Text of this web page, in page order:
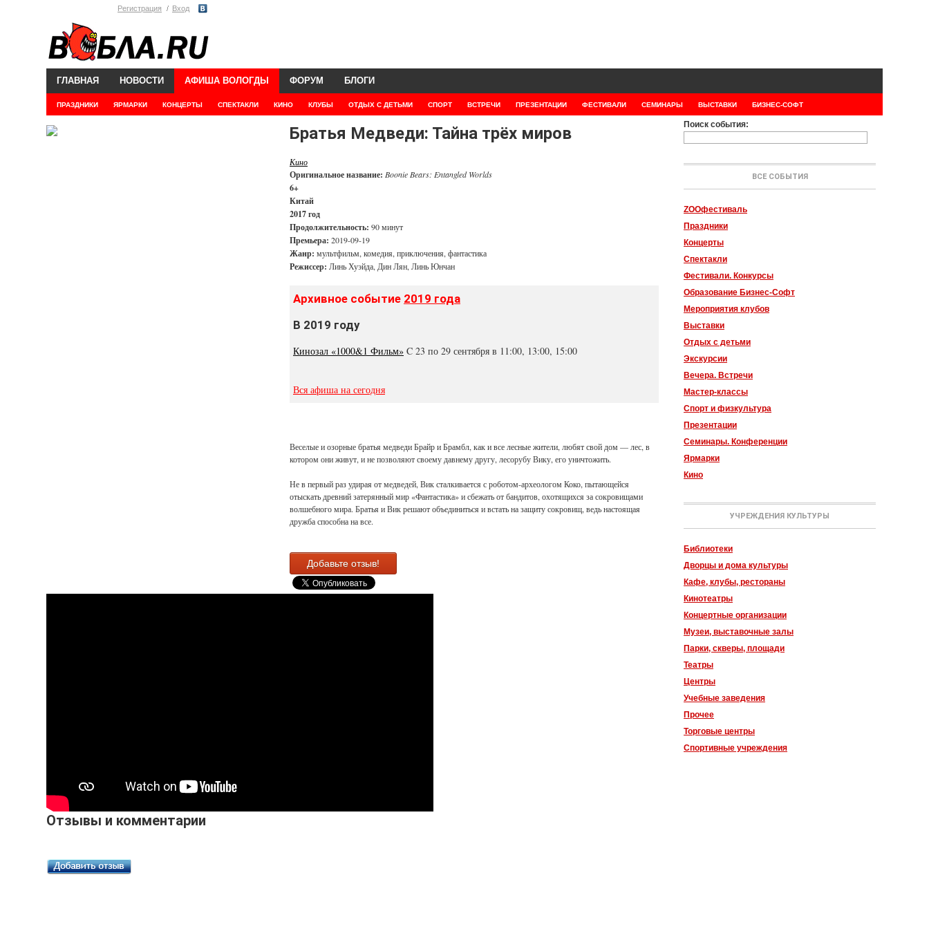
Регистрация Вход
ГЛАВНАЯ НОВОСТИ АФИША ВОЛОГДЫ
ПРАЗДНИКИ ЯРМАРКИ КОНЦЕРТЫ СПЕКТАКЛИ КИНО КЛУБЫ ОТДЫХ С ДЕТЬМИ СПОРТ ВСТРЕЧИ ПРЕЗЕНТАЦИИ ФЕСТИВАЛИ СЕМИНАРЫ ВЫСТАВКИ БИЗНЕС-СОФТ
ФОРУМ БЛОГИ
Братья Медведи: Тайна трёх миров
Кино
Оригинальное название: Boonie Bears: Entangled Worlds
6+
Китай
2017 год
Продолжительность: 90 минут
Премьера: 2019-09-19
Жанр: мультфильм, комедия, приключения, фантастика
Режиссер: Линь Хуэйда, Дин Лян, Линь Юнчан
Архивное событие 2019 года
В 2019 году
Кинозал «1000&1 Фильм» C 23 по 29 сентября в 11:00, 13:00, 15:00
Вся афиша на сегодня
Веселые и озорные братья медведи Брайр и Брамбл, как и все лесные жители, любят свой дом — лес, в
котором они живут, и не позволяют своему давнему другу, лесорубу Вику, его уничтожить.
Не в первый раз удирая от медведей, Вик сталкивается с роботом-археологом Коко, пытающейся
отыскать древний затерянный мир «Фантастика» и сбежать от бандитов, охотящихся за сокровищами
волшебного мира. Братья и Вик решают объединиться и встать на защиту сокровищ, ведь настоящая
дружба способна на все.
Добавьте отзыв!
Отзывы и комментарии
Поиск события:
ВСЕ СОБЫТИЯ
ZOOфестиваль
Праздники
Концерты
Спектакли
Фестивали. Конкурсы
Образование Бизнес-Софт
Мероприятия клубов
Выставки
Отдых с детьми
Экскурсии
Вечера. Встречи
Мастер-классы
Спорт и физкультура
Презентации
Семинары. Конференции
Ярмарки
Кино
УЧРЕЖДЕНИЯ КУЛЬТУРЫ
Библиотеки
Дворцы и дома культуры
Кафе, клубы, рестораны
Кинотеатры
Концертные организации
Музеи, выставочные залы
Парки, скверы, площади
Театры
Центры
Учебные заведения
Прочее
Торговые центры
Спортивные учреждения